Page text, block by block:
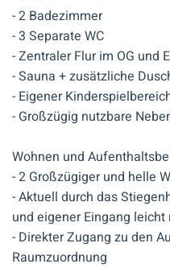
- 2 Badezimmer
- 3 Separate WC
- Zentraler Flur im OG und
- Sauna + zusätzliche
- Eigener
- Großzügig nutzbare
Wohnen und
- 2 Großzügiger und helle
- Aktuell durch das
und eigener Eingang leicht
- Direkter Zugang zu den
Raumzuordnung